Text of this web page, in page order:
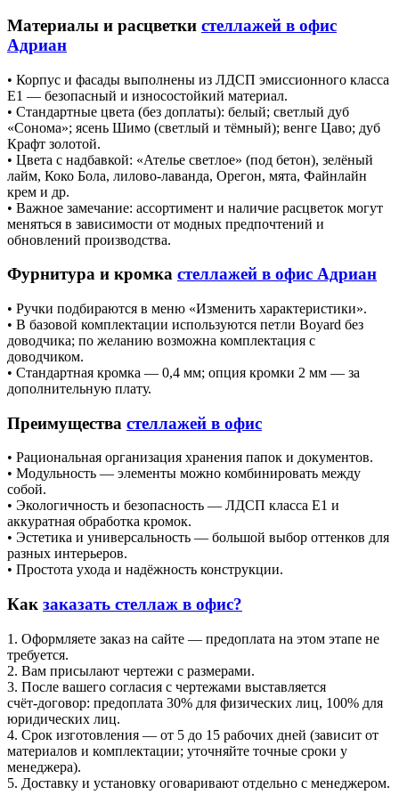
Материалы и расцветки стеллажей в офис
Адриан
• Корпус и фасады выполнены из ЛДСП эмиссионного класса
E1 — безопасный и износостойкий материал.
• Стандартные цвета (без доплаты): белый; светлый дуб
«Сонома»; ясень Шимо (светлый и тёмный); венге Цаво; дуб
Крафт золотой.
• Цвета с надбавкой: «Ателье светлое» (под бетон), зелёный
лайм, Коко Бола, лилово‑лаванда, Орегон, мята, Файнлайн
крем и др.
• Важное замечание: ассортимент и наличие расцветок могут
меняться в зависимости от модных предпочтений и
обновлений производства.
Фурнитура и кромка стеллажей в офис Адриан
• Ручки подбираются в меню «Изменить характеристики».
• В базовой комплектации используются петли Boyard без
доводчика; по желанию возможна комплектация с
доводчиком.
• Стандартная кромка — 0,4 мм; опция кромки 2 мм — за
дополнительную плату.
Преимущества стеллажей в офис
• Рациональная организация хранения папок и документов.
• Модульность — элементы можно комбинировать между
собой.
• Экологичность и безопасность — ЛДСП класса E1 и
аккуратная обработка кромок.
• Эстетика и универсальность — большой выбор оттенков для
разных интерьеров.
• Простота ухода и надёжность конструкции.
Как заказать стеллаж в офис?
1. Оформляете заказ на сайте — предоплата на этом этапе не
требуется.
2. Вам присылают чертежи с размерами.
3. После вашего согласия с чертежами выставляется
счёт‑договор: предоплата 30% для физических лиц, 100% для
юридических лиц.
4. Срок изготовления — от 5 до 15 рабочих дней (зависит от
материалов и комплектации; уточняйте точные сроки у
менеджера).
5. Доставку и установку оговаривают отдельно с менеджером.